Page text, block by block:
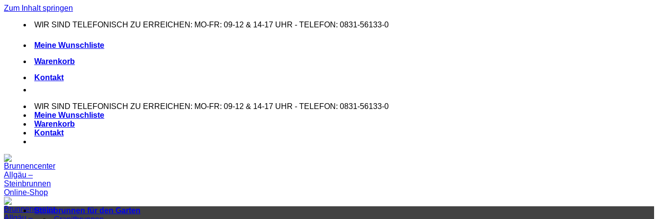
Zum Inhalt springen
WIR SIND TELEFONISCH ZU ERREICHEN: MO-FR: 09-12 & 14-17 UHR - TELEFON: 0831-56133-0
Meine Wunschliste
Warenkorb
Kontakt
WIR SIND TELEFONISCH ZU ERREICHEN: MO-FR: 09-12 & 14-17 UHR - TELEFON: 0831-56133-0
Meine Wunschliste
Warenkorb
Kontakt
Steinbrunnen für den Garten